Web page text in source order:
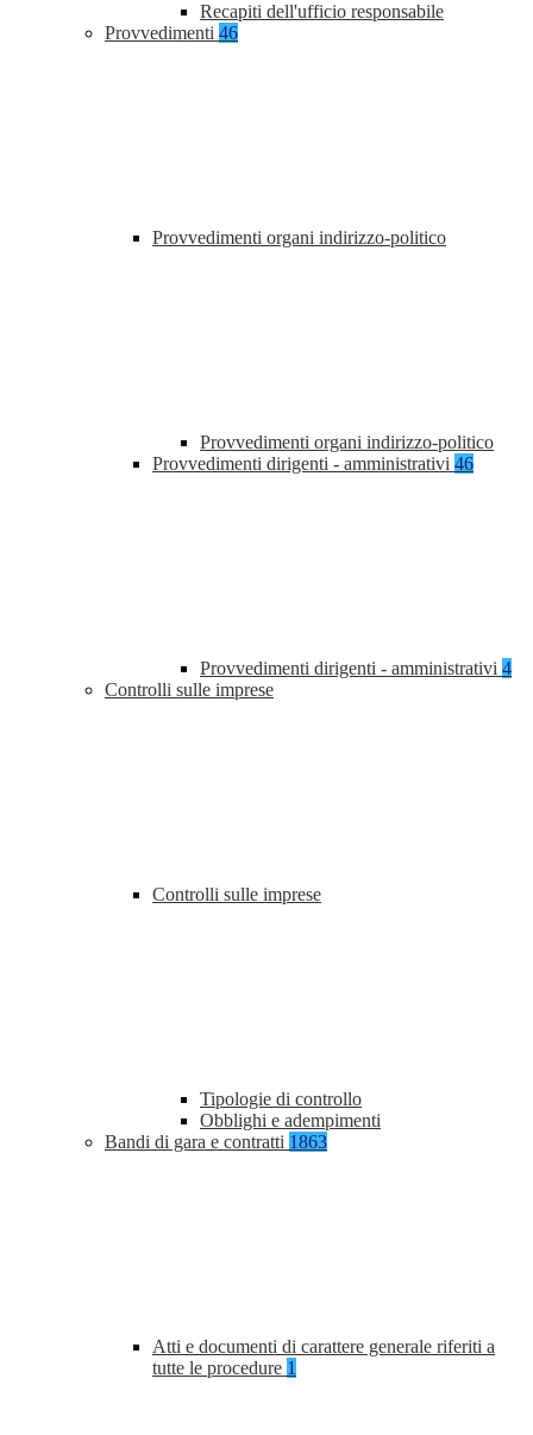
Recapiti dell'ufficio responsabile
Provvedimenti 46
Provvedimenti organi indirizzo-politico
Provvedimenti organi indirizzo-politico
Provvedimenti dirigenti - amministrativi 46
Provvedimenti dirigenti - amministrativi 4
Controlli sulle imprese
Controlli sulle imprese
Tipologie di controllo
Obblighi e adempimenti
Bandi di gara e contratti 1863
Atti e documenti di carattere generale riferiti a
tutte le procedure 1